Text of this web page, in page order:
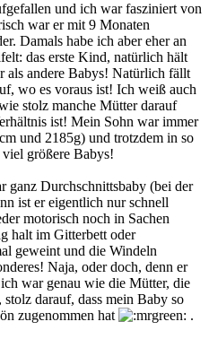
und ich war fasziniert von
war er mit 9 Monaten
Damals habe ich aber eher an
das erste Kind, natürlich hält
als andere Babys! Natürlich fällt
wo es voraus ist! Ich weiß auch
stolz manche Mütter darauf
ist! Mein Sohn war immer
und 2185g) und trotzdem in so
größere Babys!
ganz Durchschnittsbaby (bei der
ist er eigentlich nur schnell
motorisch noch in Sachen
halt im Gitterbett oder
geweint und die Windeln
Naja, oder doch, denn er
war genau wie die Mütter, die
darauf, dass mein Baby so
zugenommen hat
.